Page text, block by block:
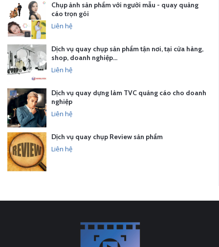
Chụp ảnh sản phẩm với người mẫu - quay quảng
cáo trọn gói
Liên hệ
Dịch vụ quay chụp sản phẩm tận nơi, tại cửa hàng,
shop, doanh nghiệp…
Liên hệ
Dịch vụ quay dựng làm TVC quảng cáo cho doanh
nghiệp
Liên hệ
Dịch vụ quay chụp Review sản phẩm
Liên hệ